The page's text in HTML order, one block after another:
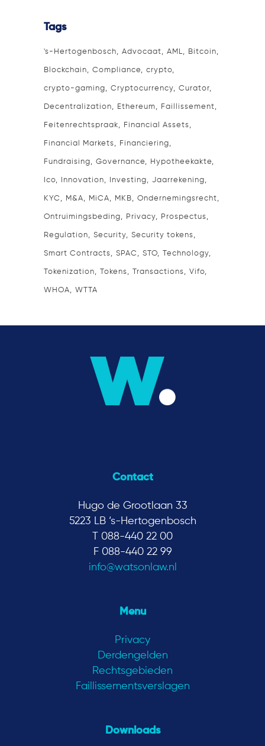
Tags
's-Hertogenbosch Advocaat AML Bitcoin
Blockchain Compliance crypto
crypto-gaming Cryptocurrency Curator
Decentralization Ethereum Faillissement
Feitenrechtspraak Financial Assets
Financial Markets Financiering
Fundraising Governance Hypotheekakte
Ico Innovation Investing Jaarrekening
KYC M&A MiCA MKB Ondernemingsrecht
Ontruimingsbeding Privacy Prospectus
Regulation Security Security tokens
Smart Contracts SPAC STO Technology
Tokenization Tokens Transactions Vifo
WHOA WTTA
Contact
Hugo de Grootlaan 33
5223 LB ‘s-Hertogenbosch
T 088-440 22 00
F 088-440 22 99
info@watsonlaw.nl
Menu
Privacy
Derdengelden
Rechtsgebieden
Faillissementsverslagen
Downloads